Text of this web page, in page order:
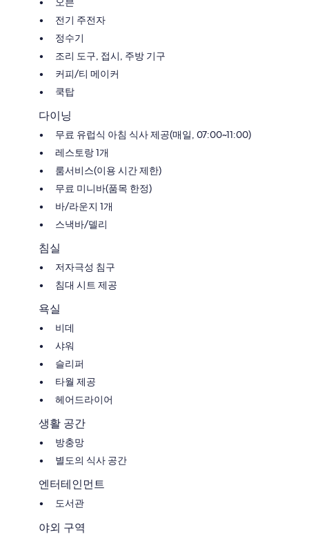
전기 주전자
정수기
조리 도구, 접시, 주방 기구
커피/티 메이커
쿡탑
다이닝
무료 유럽식 아침 식사 제공(매일, 07:00~11:00)
레스토랑 1개
룸서비스(이용 시간 제한)
무료 미니바(품목 한정)
바/라운지 1개
스낵바/델리
침실
저자극성 침구
침대 시트 제공
욕실
비데
샤워
슬리퍼
타월 제공
헤어드라이어
생활 공간
방충망
별도의 식사 공간
엔터테인먼트
도서관
야외 구역